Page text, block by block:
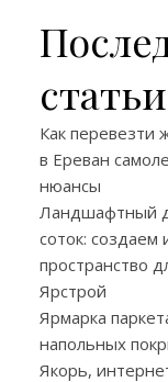
статьи
Как перевезти
в Ереван
нюансы
Ландшафтный
соток: создаем
пространство
Ярстрой
Ярмарка
напольных
Якорь,